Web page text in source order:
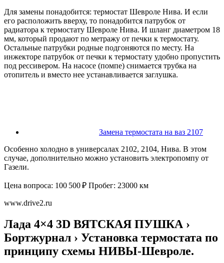
Для замены понадобится: термостат Шевроле Нива. И если
его расположить вверху, то понадобится патрубок от
радиатора к термостату Шевроле Нива. И шланг диаметром 18
мм, который продают по метражу от печки к термостату.
Остальные патрубки родные подгоняются по месту. На
инжекторе патрубок от печки к термостату удобно пропустить
под рессивером. На насосе (помпе) снимается трубка на
отопитель и вместо нее устанавливается заглушка.
Замена термостата на ваз 2107
Особенно холодно в универсалах 2102, 2104, Нива. В этом
случае, дополнительно можно установить электропомпу от
Газели.
Цена вопроса: 100 500 ₽ Пробег: 23000 км
www.drive2.ru
Лада 4×4 3D ВЯТСКАЯ ПУШКА ›
Бортжурнал › Установка термостата по
принципу схемы НИВЫ-Шевроле.